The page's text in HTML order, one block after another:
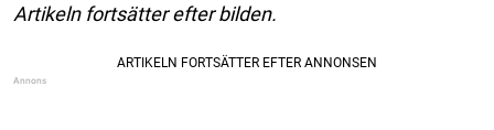
Artikeln fortsätter efter bilden.